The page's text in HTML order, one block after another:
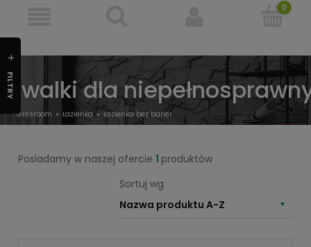
Gresroom Łazienka
Łazienka bez barier
dla
Posiadamy w naszej ofercie 1 produktów
Sortuj wg
Nazwa produktu A-Z
FILTRY